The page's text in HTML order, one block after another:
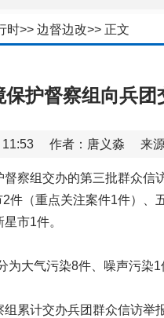
时>> 边督边改>> 正文
护督察组向兵
11:53 作者：唐义淼 来
察组交办的第三批群众
件（重点关注案件1件）
市1件。
大气污染8件、噪声污染1
累计交办兵团群众信访举